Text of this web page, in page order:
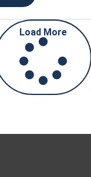
Load More